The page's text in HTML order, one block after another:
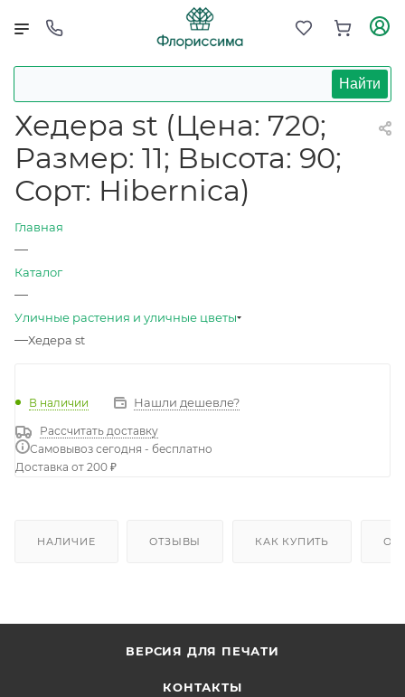
Найти
Хедера st (Цена: 720;
Размер: 11; Высота: 90;
Сорт: Hibernica)
Главная
—
Каталог
—
Уличные растения и уличные цветы
—Хедера st
В наличии Нашли дешевле?
Рассчитать доставку
Самовывоз сегодня - бесплатно
Доставка от 200 ₽
НАЛИЧИЕ ОТЗЫВЫ КАК КУПИТЬ
ВЕРСИЯ ДЛЯ ПЕЧАТИ
КОНТАКТЫ